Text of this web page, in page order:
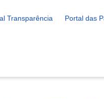
Transparência Portal das